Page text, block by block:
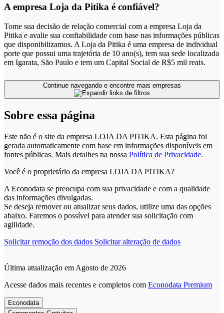
A empresa Loja da Pitika é confiável?
Tome sua decisão de relação comercial com a empresa Loja da
Pitika e avalie sua confiabilidade com base nas informações públicas
que disponibilizamos. A Loja da Pitika é uma empresa de individual
porte que possui uma trajetória de 10 ano(s), tem sua sede localizada
em Igarata, São Paulo e tem um Capital Social de R$5 mil reais.
Sobre essa página
Este não é o site da empresa LOJA DA PITIKA. Esta página foi
gerada automaticamente com base em informações disponíveis em
fontes públicas. Mais detalhes na nossa Política de Privacidade.
Você é o proprietário da empresa LOJA DA PITIKA?
A Econodata se preocupa com sua privacidade e com a qualidade
das informações divulgadas.
Se deseja remover ou atualizar seus dados, utilize uma das opções
abaixo. Faremos o possível para atender sua solicitação com
agilidade.
Solicitar remoção dos dados Solicitar alteração de dados
Última atualização em Agosto de 2026
Acesse dados mais recentes e completos com Econodata Premium
Econodata